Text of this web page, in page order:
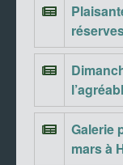
Galerie
mars à